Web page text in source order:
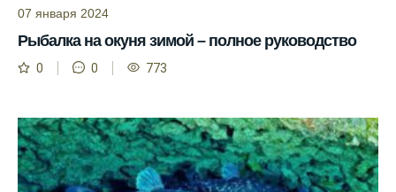
Приложение для рыболовов
фазах луны и их влиянии на активность
рыбы.
условия и фазы луны для более точных
результатов.
Сегодня у меня был успешный клев, и это
07 января 2024
Рыбалка на окуня зимой – полное руководство
0 0 773